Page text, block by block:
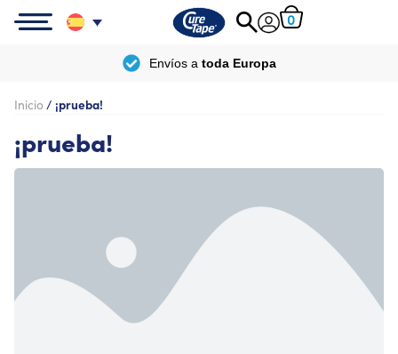
0
Envíos a toda Europa
Inicio / ¡prueba!
¡prueba!